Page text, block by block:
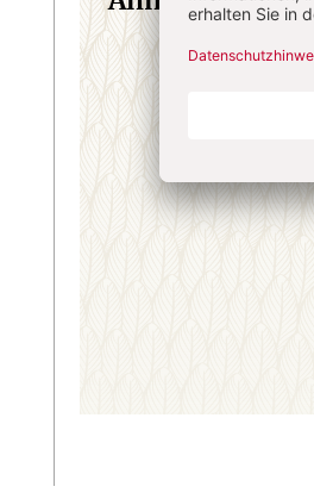
E-Mail*